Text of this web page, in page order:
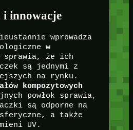
i innowacje
wprowadza
w
sprawia, że ich
są jednymi z
na rynku.
kompozytowych
powłok sprawia,
są odporne na
a także
UV.